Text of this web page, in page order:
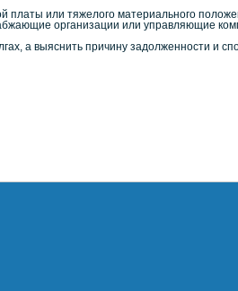
платы или тяжелого материального
организации или управляющие
а выяснить причину задолженности и